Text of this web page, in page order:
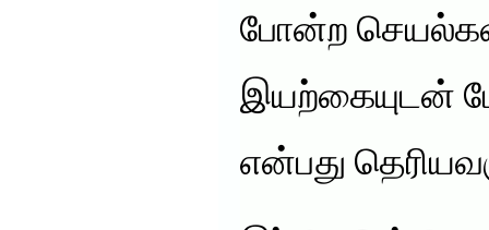
போன்ற
இயற்கையுடன்
என்பது